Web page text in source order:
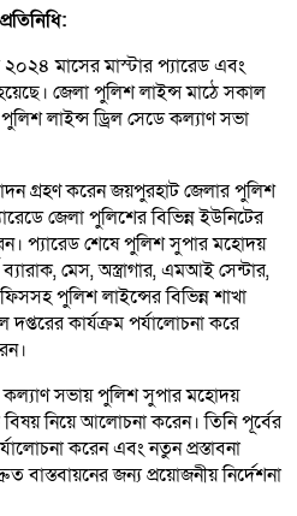
মাসের মাস্টার প্যারেড এবং
জেলা পুলিশ লাইন্স মাঠে সকাল
লাইন্স ড্রিল সেডে কল্যাণ সভা
গ্রহণ করেন জয়পুরহাট জেলার পুলিশ
জেলা পুলিশের বিভিন্ন ইউনিটের
প্যারেড শেষে পুলিশ সুপার মহোদয়
মেস, অস্ত্রাগার, এমআই সেন্টার,
পুলিশ লাইন্সের বিভিন্ন শাখা
দপ্তরের কার্যক্রম পর্যালোচনা করে
কল্যাণ সভায় পুলিশ সুপার মহোদয়
নিয়ে আলোচনা করেন। তিনি পূর্বের
করেন এবং নতুন প্রস্তাবনা
বাস্তবায়নের জন্য প্রয়োজনীয় নির্দেশনা